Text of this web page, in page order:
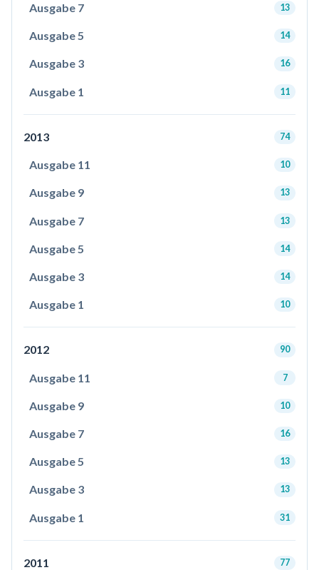
Ausgabe 7 13
Ausgabe 5 14
Ausgabe 3 16
Ausgabe 1 11
2013 74
Ausgabe 11 10
Ausgabe 9 13
Ausgabe 7 13
Ausgabe 5 14
Ausgabe 3 14
Ausgabe 1 10
2012 90
Ausgabe 11 7
Ausgabe 9 10
Ausgabe 7 16
Ausgabe 5 13
Ausgabe 3 13
Ausgabe 1 31
2011 77